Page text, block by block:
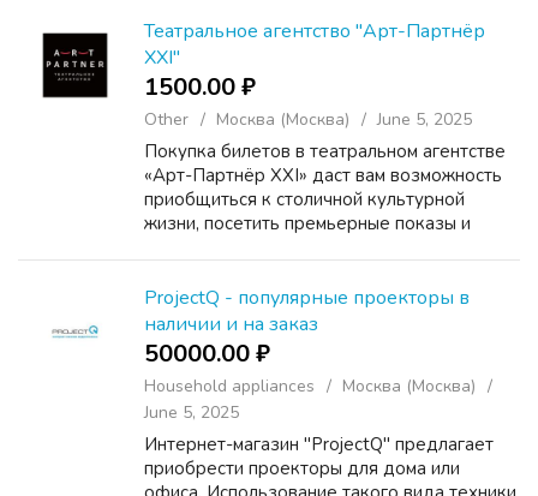
ценам. У нас большой ассортимент
аппаратов для космето...
Театральное агентство "Арт-Партнёр
XXI"
1500.00 ₽
Other Москва (Москва) June 5, 2025
Покупка билетов в театральном агентстве
«Арт-Партнёр XXI» даст вам возможность
приобщиться к столичной культурной
жизни, посетить премьерные показы и
вы получите всю инте...
ProjectQ - популярные проекторы в
наличии и на заказ
50000.00 ₽
Household appliances
Москва (Москва)
June 5, 2025
Интернет-магазин "ProjectQ" предлагает
приобрести проекторы для дома или